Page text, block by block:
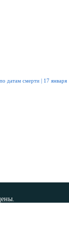
датам смерти | 17 января